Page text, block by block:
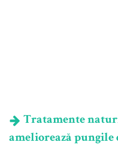
Tratamente
ameliorează pungile